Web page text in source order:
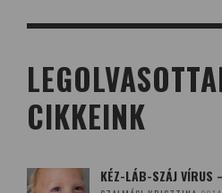
CIKKEINK
KÉZ-LÁB-SZÁJ VÍRUS